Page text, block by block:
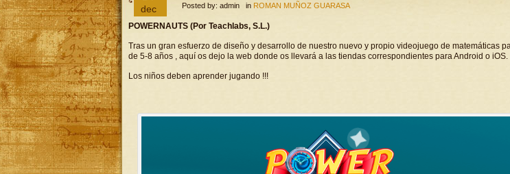
dec Posted by: admin in ROMAN MUÑOZ GUARASA
POWERNAUTS (Por Teachlabs, S.L.)
Tras un gran esfuerzo de diseño y desarrollo de nuestro nuevo y propio videojuego de matemáticas
de 5-8 años , aquí os dejo la web donde os llevará a las tiendas correspondientes para Android o iOS.
Los niños deben aprender jugando !!!